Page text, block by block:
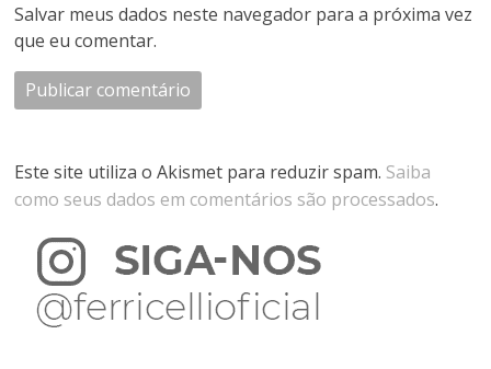
Salvar meus dados neste navegador para a próxima vez
que eu comentar.
Este site utiliza o Akismet para reduzir spam. Saiba
como seus dados em comentários são processados.